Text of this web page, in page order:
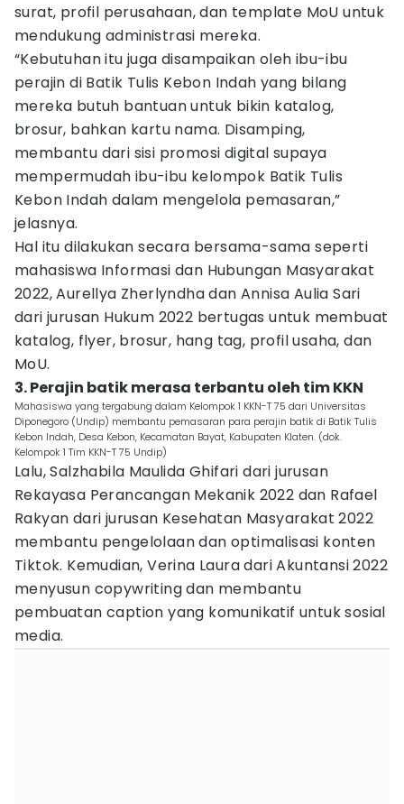
surat, profil perusahaan, dan template MoU untuk
mendukung administrasi mereka.
“Kebutuhan itu juga disampaikan oleh ibu-ibu
perajin di Batik Tulis Kebon Indah yang bilang
mereka butuh bantuan untuk bikin katalog,
brosur, bahkan kartu nama. Disamping,
membantu dari sisi promosi digital supaya
mempermudah ibu-ibu kelompok Batik Tulis
Kebon Indah dalam mengelola pemasaran,”
jelasnya.
Hal itu dilakukan secara bersama-sama seperti
mahasiswa Informasi dan Hubungan Masyarakat
2022, Aurellya Zherlyndha dan Annisa Aulia Sari
dari jurusan Hukum 2022 bertugas untuk membuat
katalog, flyer, brosur, hang tag, profil usaha, dan
MoU.
3. Perajin batik merasa terbantu oleh tim KKN
Mahasiswa yang tergabung dalam Kelompok 1 KKN-T 75 dari Universitas
Diponegoro (Undip) membantu pemasaran para perajin batik di Batik Tulis
Kebon Indah, Desa Kebon, Kecamatan Bayat, Kabupaten Klaten. (dok.
Kelompok 1 Tim KKN-T 75 Undip)
Lalu, Salzhabila Maulida Ghifari dari jurusan
Rekayasa Perancangan Mekanik 2022 dan Rafael
Rakyan dari jurusan Kesehatan Masyarakat 2022
membantu pengelolaan dan optimalisasi konten
Tiktok. Kemudian, Verina Laura dari Akuntansi 2022
menyusun copywriting dan membantu
pembuatan caption yang komunikatif untuk sosial
media.